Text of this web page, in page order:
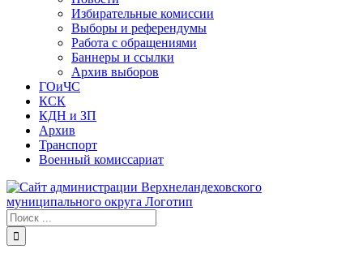
Избирательные комиссии
Выборы и референдумы
Работа с обращениями
Баннеры и ссылки
Архив выборов
ГОиЧС
КСК
КДН и ЗП
Архив
Транспорт
Военный комиссариат
Результат
поиска: